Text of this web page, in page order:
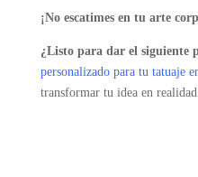
¡No escatimes en tu arte
¿Listo para dar el siguiente
personalizado para tu tatuaje
transformar tu idea en realidad.